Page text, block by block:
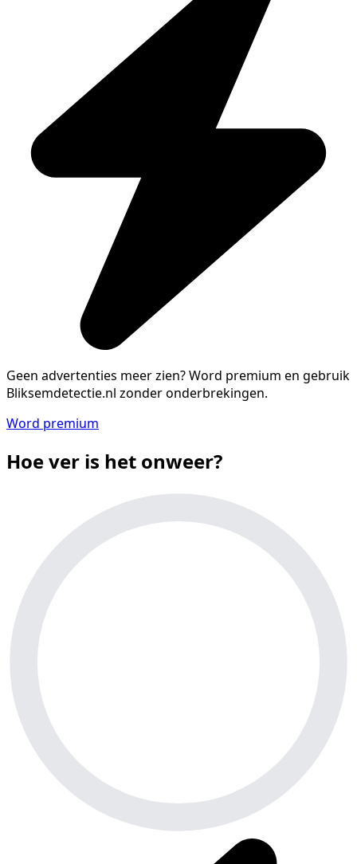
Geen advertenties meer zien?Word premium en gebruik
Bliksemdetectie.nl zonder onderbrekingen.
Word premium
Hoe ver is het onweer?